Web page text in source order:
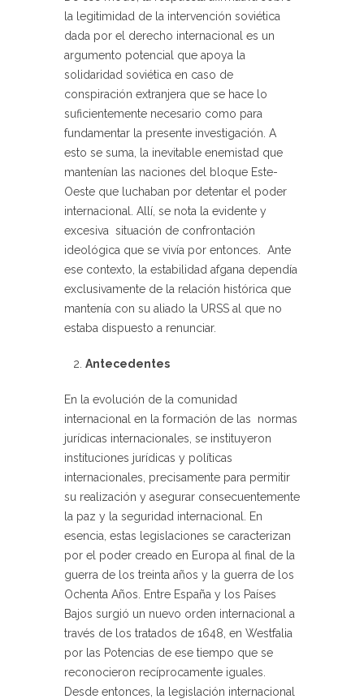
la legitimidad de la intervención soviética
dada por el derecho internacional es un
argumento potencial que apoya la
solidaridad soviética en caso de
conspiración extranjera que se hace lo
suficientemente necesario como para
fundamentar la presente investigación. A
esto se suma, la inevitable enemistad que
mantenían las naciones del bloque Este-
Oeste que luchaban por detentar el poder
internacional. Allí, se nota la evidente y
excesiva situación de confrontación
ideológica que se vivía por entonces. Ante
ese contexto, la estabilidad afgana dependía
exclusivamente de la relación histórica que
mantenía con su aliado la URSS al que no
estaba dispuesto a renunciar.
Antecedentes
En la evolución de la comunidad
internacional en la formación de las normas
jurídicas internacionales, se instituyeron
instituciones jurídicas y políticas
internacionales, precisamente para permitir
su realización y asegurar consecuentemente
la paz y la seguridad internacional. En
esencia, estas legislaciones se caracterizan
por el poder creado en Europa al final de la
guerra de los treinta años y la guerra de los
Ochenta Años. Entre España y los Países
Bajos surgió un nuevo orden internacional a
través de los tratados de 1648, en Westfalia
por las Potencias de ese tiempo que se
reconocieron recíprocamente iguales.
Desde entonces, la legislación internacional